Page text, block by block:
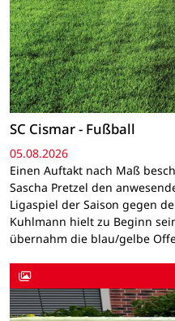
SC Cismar - Fußball
05.08.2026
Einen Auftakt nach Maß
Sascha Pretzel den
Ligaspiel der Saison gegen
Kuhlmann hielt zu Beginn
übernahm die blau/gelbe